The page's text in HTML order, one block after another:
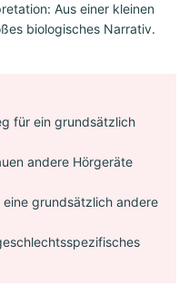
Aus einer kleinen
biologisches Narrativ.
für ein grundsätzlich
andere Hörgeräte
grundsätzlich andere